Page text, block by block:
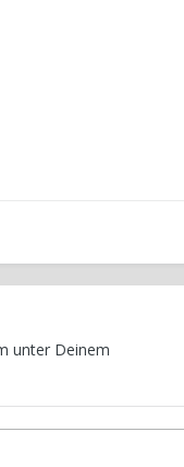
unter Deinem